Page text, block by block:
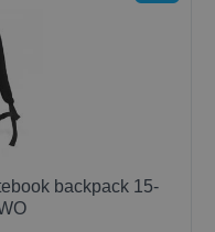
backpack 15-